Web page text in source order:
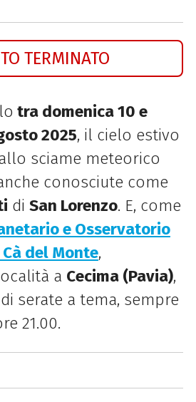
TERMINATO
tra domenica 10 e
2025, il cielo estivo
sciame meteorico
conosciute come
di San Lorenzo. E, come
e Osservatorio
del Monte,
a Cecima (Pavia),
serate a tema, sempre
21.00.